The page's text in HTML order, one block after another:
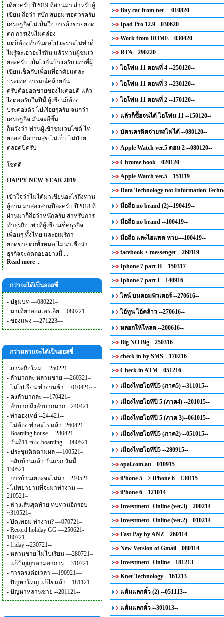
เดียวครับ ปี2019 ที่ผ่านมา สำหรับผู้
เขียน ถือว่า สบัก สบอม พอควรครับ
เศรษฐกิจไม่เป็นใจ การค้าขายยอด
ตก การเงินไม่คล่อง
แต่ก็ต้องทำกันต่อไป เพราะไม่ทำด็
ไม่รู้จะเอาอะไรกิน แล้วท่านผู้ชมเว
ยละครับ เป็นไงกันบ้างครับ เท่าที่ผู้
เขียนเช็คกับเพื่อนที่อาศัยแต่ละ
ประเทศ อารมณ์คล้ายกัน
ครับคือยอดขายของไม่ค่อยดี แล้ว
ไงต่อครับในปีนี้ ผู้เขียนก็ต้อง
ประคองตัว ไปเรื่อยๆครับ จนกว่า
เศรษฐกิจ มันจะดีขึ้น
ก็หวังว่า ท่านผู้เข้าชมเวบไซด์ ไท
ยออส มีความสุข ไม่เจ็บ ไม่ป่วย
ตลอดปีครับ
โชคดี
HAPPY NEW YEAR 2019
เข้าใจว่าไม่ได้มาเขียนอะไรถึงท่าน
ผู้อ่าน มาสองสามปีละครับ ปี2018 ที่
ผ่านมาก็ถือว่าหนักครับ สำหรับการ
ทำธุรกิจ เท่าที่ผู้เขียนเช็คธุรกิจ
เพื่อนๆ ทั้งไทย และอเมริกา
ยอดขายตกทั้งหมด ไม่น่าเชื่อว่า
ธุรกิจจะถดถอยอย่างนี้ ...
Read more ...
กว่าจะได้เป็นออสซี่
- ปฐมบท —080221–
- มาเที่ยวออสเตรเลีย —080221–
- ของแพง —271223—
กว่าหลานจะได้เป็นออสซี่
- ภาระกิจใหม่ —250221–
- ลำบากละ หลานชาย —260321–
- ไม่ไปเรียน ทำงานช้า —010421~~
- คงลำบากละ —170421–
- ลำบาก ถึงลำบากมาก --240421--
- ทำอองเทย์ --24-421--
- ไม่ต้อง ทำอะไร แล้ว -260421–
- Boarding house —280421–
- วันที่11 ของ boarding —080521–
- ประชุมติดตามผล —100521–
- กลับบ้านแล้ว วันแรก วันนี้ —
130521–
- การบ้านเยอะจะไม่มา --210521--
- ไม่พยายามที่จะมาทำงาน —
210521–
- ฟางเส้นสุดท้าย ทบทวนอีกรอบ
~310521–
-ปิดเทอม ทำงาน? —070721–
- Record holiday GG —250621-
180721–
- friday --230721--
- หลานชาย ไม่ไปเรียน —280721–
- แก้ปัญญาตามอาการ -- 310721--
- การตรงต่อเวลา —190921—
- ปัญหาใหญ่ แก้ไขแล้ว—181121–
- ปัญหาหลานชาย --201121--
Buy car from net —010820–
Ipad Pro 12.9 --030620--
Work from HOME --030420--
RTA --290220--
ไอโฟน 11 ตอนที่ 4 --250120--
ไอโฟน 11 ตอนที่ 3 --230120--
ไอโฟน 11 ตอนที่ 2 --170120--
แล้วก็ซื้อจนได้ ไอโฟน 11 --150120--
บัตรเครดิตจ่ายรถไฟได้ --080120--
Apple Watch ver.5 ตอน 2 --080120--
Chrome book --020120--
Apple Watch ver.5 --151119--
Data Technology not Information
มือถือ no brand (2)--190419--
มือถือ no brand --100419--
มือถือ และไอแพด หาย—100419--
facebook + messenger --260119--
Iphone 7 part II --150317--
Iphone 7 part I --140916--
ไลน์ บนคอมพิวเตอร์ --270616--
ไอ้ทูน ไอ้คล้าว --270616--
หลอกให้โหลด --200616--
Big NO Big --250316--
check in by SMS --170216--
Check in ATM --051216--
เมืองไทยไอทีปี5 (ภาค5) --311015--
เมืองไทยไอทีปี 5 (ภาค4) --201015--
เมืองไทยไอทีปี 5 (ภาค 3)--061015--
เมืองไทยไอทีปี5 (ภาค2) --051015--
เมืองไทยไอทีปี5 --280915--
opal.com.au --010915--
iPhone 5 --> iPhone 6 --130115--
iPhone 6 --121014--
Investment+Online (ver.3) --200214--
Investment+Online (ver.2) --010214--
Fast Pay by ANZ --260114--
New Version of Gmail --080114--
Investment+Online --181213--
Knet Technology --161213--
แต้มแลกตั๋ว (2) --051113--
แต้มแลกตั๋ว --301013--